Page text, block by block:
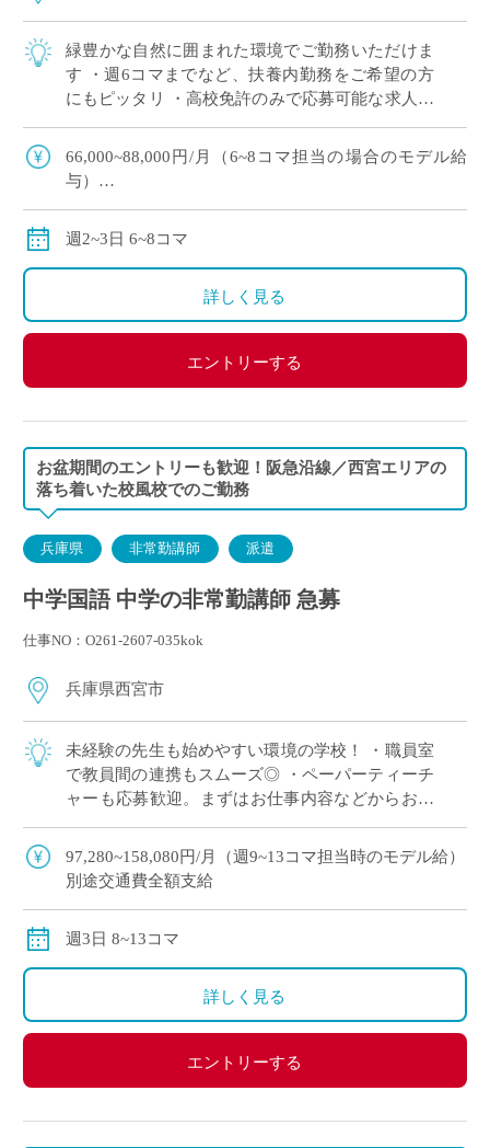
緑豊かな自然に囲まれた環境でご勤務いただけま
す ・週6コマまでなど、扶養内勤務をご希望の方
にもピッタリ ・高校免許のみで応募可能な求人で
立地／車通勤も可能です ・イー・ス […]
66,000~88,000円/月（6~8コマ担当の場合のモデル給
与）
週2~3日 6~8コマ
詳しく見る
エントリーする
お盆期間のエントリーも歓迎！阪急沿線／西宮エリアの
落ち着いた校風校でのご勤務
兵庫県 非常勤講師 派遣
中学国語 中学の非常勤講師 急募
仕事NO：O261-2607-035kok
兵庫県西宮市
未経験の先生も始めやすい環境の学校！ ・職員室
で教員間の連携もスムーズ◎ ・ペーパーティーチ
ャーも応募歓迎。まずはお仕事内容などからお伝
な校風 ・小・中・高と一貫した温かいコ […]
97,280~158,080円/月（週9~13コマ担当時のモデル給）
別途交通費全額支給
週3日 8~13コマ
詳しく見る
エントリーする